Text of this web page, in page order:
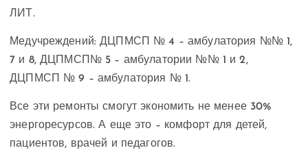
ЛИТ.
Медучреждений: ДЦПМСП № 4 – амбулатория №№ 1,
7 и 8, ДЦПМСП№ 5 – амбулатории №№ 1 и 2,
ДЦПМСП № 9 – амбулатория № 1.
Все эти ремонты смогут экономить не менее 30%
энергоресурсов. А еще это – комфорт для детей,
пациентов, врачей и педагогов.